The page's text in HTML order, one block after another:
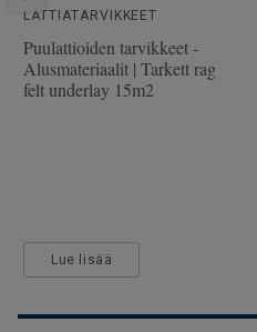
Viistetyt reunat
Käyttöluokka julkisessa
käytössä
LATTIATARVIKKEET
Puulattioiden tarvikkeet -
Alusmateriaalit | Tarkett rag
felt underlay 15m2
Lue lisää